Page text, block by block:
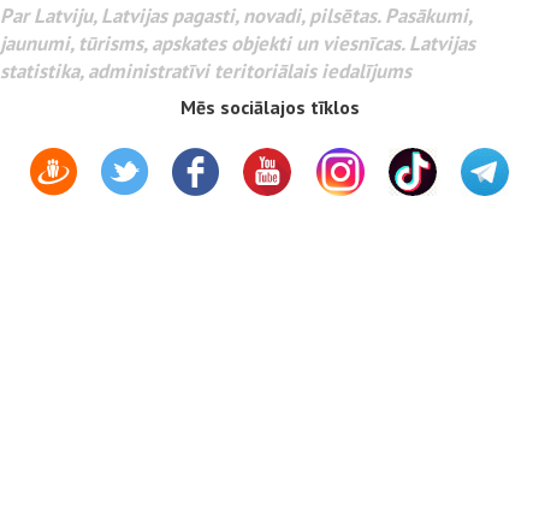
Par Latviju, Latvijas pagasti, novadi, pilsētas. Pasākumi,
jaunumi, tūrisms, apskates objekti un viesnīcas. Latvijas
statistika, administratīvi teritoriālais iedalījums
Mēs sociālajos tīklos